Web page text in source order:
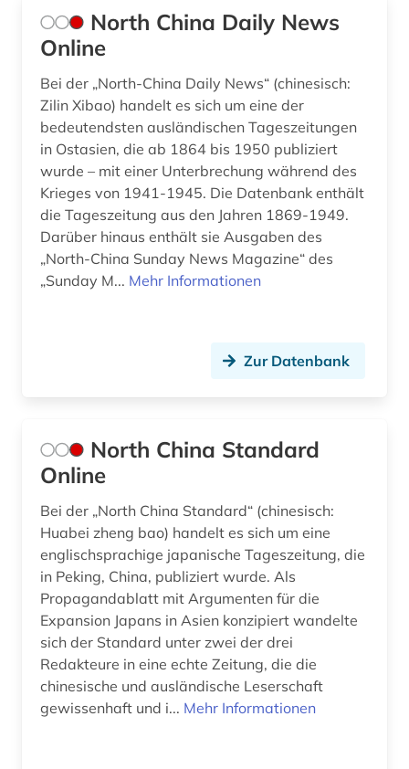
North China Daily News
Online
Bei der „North-China Daily News“ (chinesisch:
Zilin Xibao) handelt es sich um eine der
bedeutendsten ausländischen Tageszeitungen
in Ostasien, die ab 1864 bis 1950 publiziert
wurde – mit einer Unterbrechung während des
Krieges von 1941-1945. Die Datenbank enthält
die Tageszeitung aus den Jahren 1869-1949.
Darüber hinaus enthält sie Ausgaben des
„North-China Sunday News Magazine“ des
„Sunday M... Mehr Informationen
Zur Datenbank
North China Standard
Online
Bei der „North China Standard“ (chinesisch:
Huabei zheng bao) handelt es sich um eine
englischsprachige japanische Tageszeitung, die
in Peking, China, publiziert wurde. Als
Propagandablatt mit Argumenten für die
Expansion Japans in Asien konzipiert wandelte
sich der Standard unter zwei der drei
Redakteure in eine echte Zeitung, die die
chinesische und ausländische Leserschaft
gewissenhaft und i... Mehr Informationen